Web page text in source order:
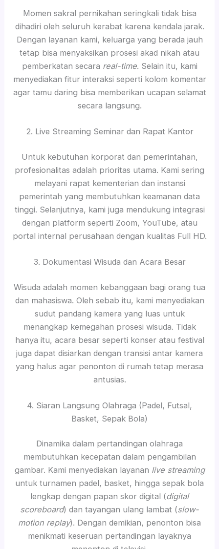
Momen sakral pernikahan seringkali tidak bisa
dihadiri oleh seluruh kerabat karena kendala jarak.
Dengan layanan kami, keluarga yang berada jauh
tetap bisa menyaksikan prosesi akad nikah atau
pemberkatan secara real-time. Selain itu, kami
menyediakan fitur interaksi seperti kolom komentar
agar tamu daring bisa memberikan ucapan selamat
secara langsung.
2. Live Streaming Seminar dan Rapat Kantor
Untuk kebutuhan korporat dan pemerintahan,
profesionalitas adalah prioritas utama. Kami sering
melayani rapat kementerian dan instansi
pemerintah yang membutuhkan keamanan data
tinggi. Selanjutnya, kami juga mendukung integrasi
dengan platform seperti Zoom, YouTube, atau
portal internal perusahaan dengan kualitas Full HD.
3. Dokumentasi Wisuda dan Acara Besar
Wisuda adalah momen kebanggaan bagi orang tua
dan mahasiswa. Oleh sebab itu, kami menyediakan
sudut pandang kamera yang luas untuk
menangkap kemegahan prosesi wisuda. Tidak
hanya itu, acara besar seperti konser atau festival
juga dapat disiarkan dengan transisi antar kamera
yang halus agar penonton di rumah tetap merasa
antusias.
4. Siaran Langsung Olahraga (Padel, Futsal,
Basket, Sepak Bola)
Dinamika dalam pertandingan olahraga
membutuhkan kecepatan dalam pengambilan
gambar. Kami menyediakan layanan live streaming
untuk turnamen padel, basket, hingga sepak bola
lengkap dengan papan skor digital (digital
scoreboard) dan tayangan ulang lambat (slow-
motion replay). Dengan demikian, penonton bisa
menikmati keseruan pertandingan layaknya